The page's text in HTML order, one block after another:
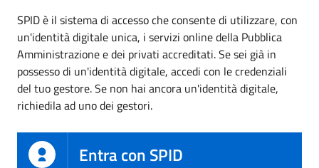
SPID è il sistema di accesso che consente di utilizzare, con
un'identità digitale unica, i servizi online della Pubblica
Amministrazione e dei privati accreditati. Se sei già in
possesso di un'identità digitale, accedi con le credenziali
del tuo gestore. Se non hai ancora un'identità digitale,
richiedila ad uno dei gestori.
Entra con SPID